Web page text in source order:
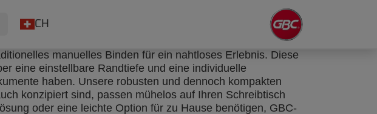
CH
manuelles Binden für ein nahtloses Erlebnis. Diese
eine einstellbare Randtiefe und eine individuelle
haben. Unsere robusten und dennoch kompakten
konzipiert sind, passen mühelos auf Ihren Schreibtisch
oder eine leichte Option für zu Hause benötigen, GBC-